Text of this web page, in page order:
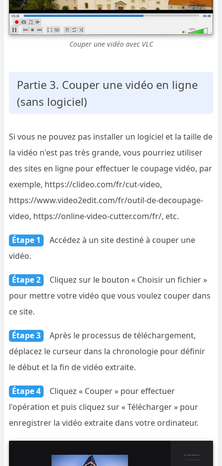
Couper une vidéo avec VLC
Partie 3. Couper une vidéo en ligne
(sans logiciel)
Si vous ne pouvez pas installer un logiciel et la taille de
la vidéo n'est pas très grande, vous pourriez utiliser
des sites en ligne pour effectuer le coupage vidéo, par
exemple, https://clideo.com/fr/cut-video,
https://www.video2edit.com/fr/outil-de-decoupage-
video, https://online-video-cutter.com/fr/, etc.
Étape 1
Accédez à un site destiné à couper une
vidéo.
Étape 2
Cliquez sur le bouton « Choisir un fichier »
pour mettre votre vidéo que vous voulez couper dans
ce site.
Étape 3
Après le processus de téléchargement,
déplacez le curseur dans la chronologie pour définir
le début et la fin de vidéo extraite.
Étape 4
Cliquez « Couper » pour effectuer
l'opération et puis cliquez sur « Télécharger » pour
enregistrer la vidéo extraite dans votre ordinateur.